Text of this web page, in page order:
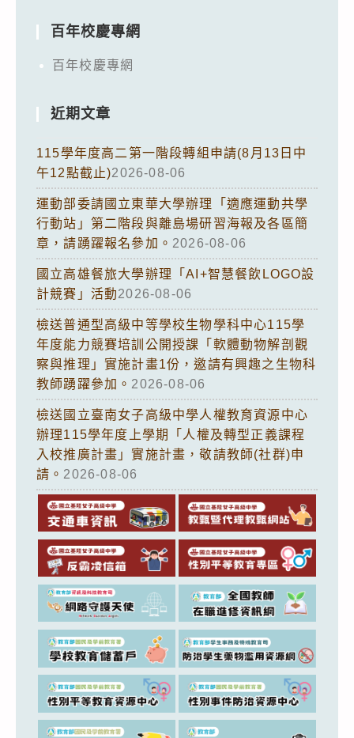
百年校慶專網
百年校慶專網
近期文章
115學年度高二第一階段轉組申請(8月13日中
午12點截止)2026-08-06
運動部委請國立東華大學辦理「適應運動共學
行動站」第二階段與離島場研習海報及各區簡
章，請踴躍報名參加。 2026-08-06
國立高雄餐旅大學辦理「AI+智慧餐飲LOGO設
計競賽」活動2026-08-06
檢送普通型高級中等學校生物學科中心115學
年度能力競賽培訓公開授課「軟體動物解剖觀
察與推理」實施計畫1份，邀請有興趣之生物科
教師踴躍參加。 2026-08-06
檢送國立臺南女子高級中學人權教育資源中心
辦理115學年度上學期「人權及轉型正義課程
入校推廣計畫」實施計畫，敬請教師(社群)申
請。 2026-08-06